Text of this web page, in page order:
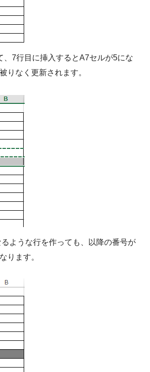
、7行目に挿入するとA7セルが5にな
りなく更新されます。
ような行を作っても、以降の番号が
ります。